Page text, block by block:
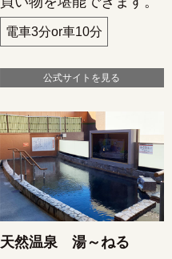
電車3分or車10分
公式サイトを見る
天然温泉 湯～ねる